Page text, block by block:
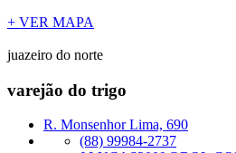
+ VER MAPA
juazeiro do norte
varejão do trigo
R. Monsenhor Lima, 690
(88) 99984-2737